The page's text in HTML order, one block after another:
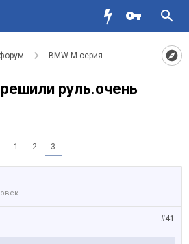
BMW M серия
руль.очень
1 2 3
#41